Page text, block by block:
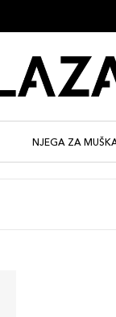
NJEGA ZA